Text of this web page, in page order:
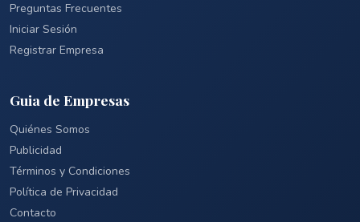
Preguntas Frecuentes
Iniciar Sesión
Registrar Empresa
Guia de Empresas
Quiénes Somos
Publicidad
Términos y Condiciones
Política de Privacidad
Contacto